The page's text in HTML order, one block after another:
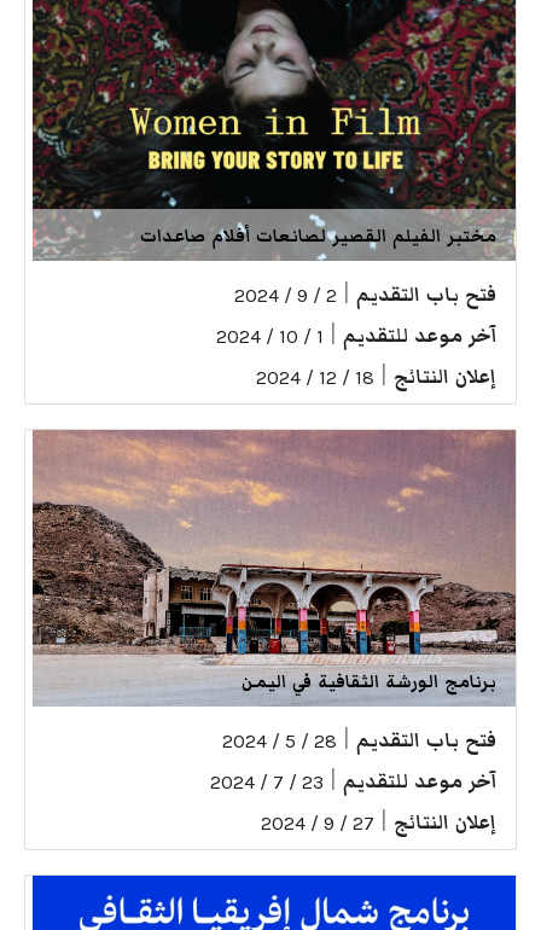
مختبر الفيلم القصير لصانعات أفلام صاعدات
فتح باب التقديم 2 / 9 / 2024
آخر موعد للتقديم 1 / 10 / 2024
إعلان النتائج 18 / 12 / 2024
برنامج الورشة الثقافية في اليمن
فتح باب التقديم 28 / 5 / 2024
آخر موعد للتقديم 23 / 7 / 2024
إعلان النتائج 27 / 9 / 2024